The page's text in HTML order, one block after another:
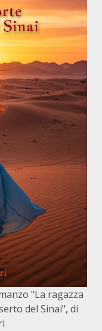
"La ragazza
del Sinai", di